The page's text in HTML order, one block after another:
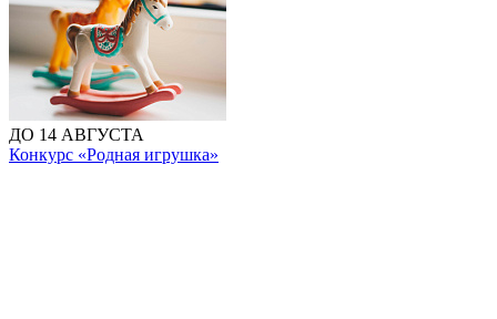
ДО 14 АВГУСТА
Конкурс «Родная игрушка»